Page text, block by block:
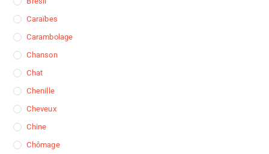
Caraïbes
Carambolage
Chanson
Chat
Chenille
Cheveux
Chine
Chômage